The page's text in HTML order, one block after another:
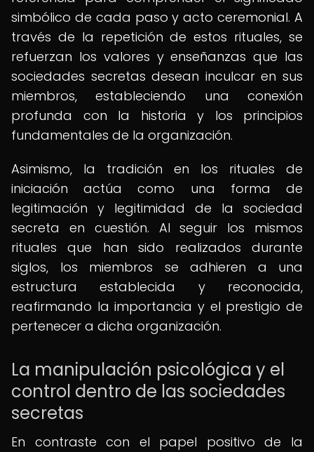
simbólico de cada paso y acto ceremonial. A
través de la repetición de estos rituales, se
refuerzan los valores y enseñanzas que las
sociedades secretas desean inculcar en sus
miembros, estableciendo una conexión
profunda con la historia y los principios
fundamentales de la organización.
Asimismo, la tradición en los rituales de
iniciación actúa como una forma de
legitimación y legitimidad de la sociedad
secreta en cuestión. Al seguir los mismos
rituales que han sido realizados durante
siglos, los miembros se adhieren a una
estructura establecida y reconocida,
reafirmando la importancia y el prestigio de
pertenecer a dicha organización.
La manipulación psicológica y el
control dentro de las sociedades
secretas
En contraste con el papel positivo de la